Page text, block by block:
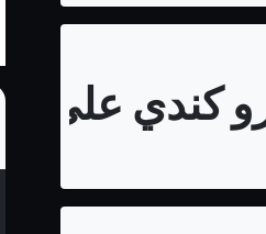
كندي على